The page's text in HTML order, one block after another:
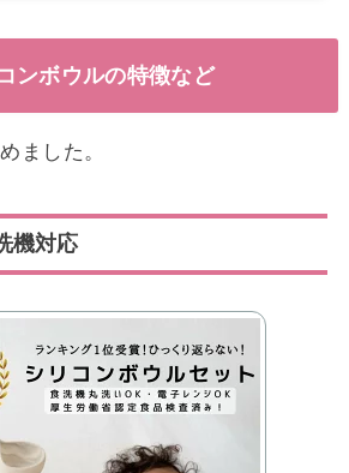
ンボウルの特徴など
ました。
機対応